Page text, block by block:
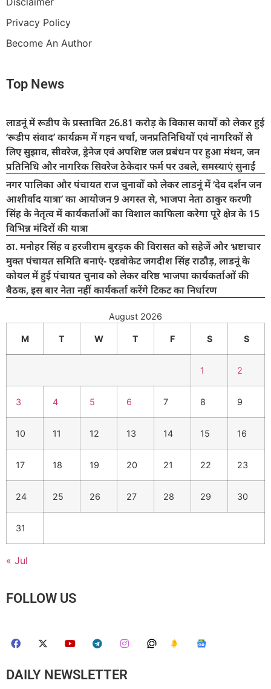
Privacy Policy
Become An Author
Top News
लाडनूं में रूडीप के प्रस्तावित 26.81 करोड़ के विकास कार्यों को लेकर हुई
‘रूडीप संवाद’ कार्यक्रम में गहन चर्चा, जनप्रतिनिधियों एवं नागरिकों से
लिए सुझाव, सीवरेज, ड्रेनेज एवं अपशिष्ट जल प्रबंधन पर हुआ मंथन, जन
प्रतिनिधि और नागरिक सिवरेज ठेकेदार फर्म पर उबले, समस्याएं सुनाईं
नगर पालिका और पंचायत राज चुनावों को लेकर लाडनूं में ‘देव दर्शन जन
आशीर्वाद यात्रा’ का आयोजन 9 अगस्त से, भाजपा नेता ठाकुर करणी
सिंह के नेतृत्व में कार्यकर्ताओं का विशाल काफिला करेगा पूरे क्षेत्र के 15
विभिन्न मंदिरों की यात्रा
ठा. मनोहर सिंह व हरजीराम बुरड़क की विरासत को सहेजें और भ्रष्टाचार
मुक्त पंचायत समिति बनाएं- एडवोकेट जगदीश सिंह राठौड़, लाडनूं के
कोयल में हुई पंचायत चुनाव को लेकर वरिष्ठ भाजपा कार्यकर्ताओं की
बैठक, इस बार नेता नहीं कार्यकर्ता करेंगे टिकट का निर्धारण
August 2026
M T W T F S S
1 2
3 4 5 6 7 8 9
10 11 12 13 14 15 16
17 18 19 20 21 22 23
24 25 26 27 28 29 30
31
« Jul
FOLLOW US
DAILY NEWSLETTER